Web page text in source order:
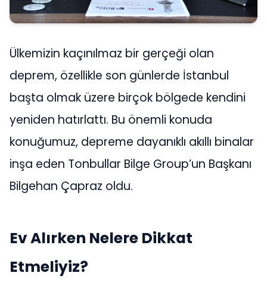
Ülkemizin kaçınılmaz bir gerçeği olan
deprem, özellikle son günlerde İstanbul
başta olmak üzere birçok bölgede kendini
yeniden hatırlattı. Bu önemli konuda
konuğumuz, depreme dayanıklı akıllı binalar
inşa eden Tonbullar Bilge Group’un Başkanı
Bilgehan Çapraz oldu.
Ev Alırken Nelere Dikkat
Etmeliyiz?